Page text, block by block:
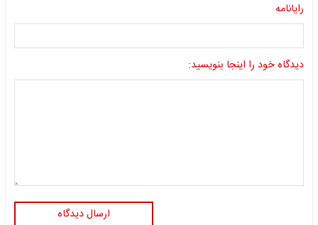
رایانامه
دیدگاه خود را اینجا بنویسید:
ارسال دیدگاه